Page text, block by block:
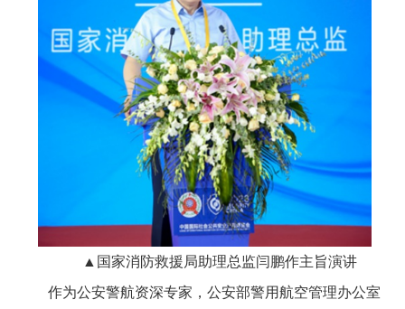
▲国家消防救援局助理总监闫鹏作主旨演讲
作为公安警航资深专家，公安部警用航空管理办公室